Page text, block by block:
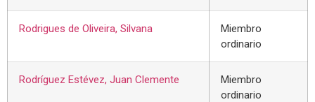
Rodrigues de Oliveira, Silvana
Miembro
ordinario
Rodríguez Estévez, Juan Clemente
Miembro
ordinario